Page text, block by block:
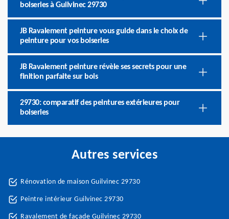
boiseries à Guilvinec 29730
JB Ravalement peinture vous guide dans le choix de
peinture pour vos boiseries
JB Ravalement peinture révèle ses secrets pour une
finition parfaite sur bois
29730: comparatif des peintures extérieures pour
boiseries
Autres services
Rénovation de maison Guilvinec 29730
Peintre intérieur Guilvinec 29730
Ravalement de façade Guilvinec 29730